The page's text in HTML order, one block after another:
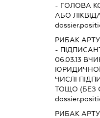
- ГОЛОВА
АБО
РИБАК
-
06.03.13
ЧИСЛІ
ТОЩО (БЕЗ
РИБАК